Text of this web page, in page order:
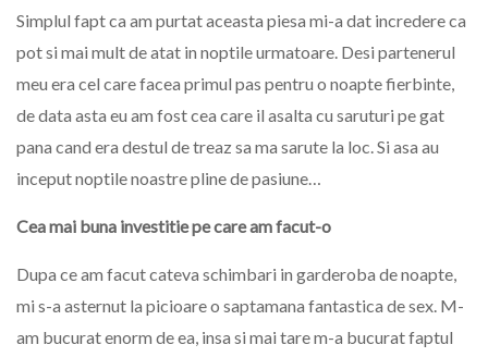
Simplul fapt ca am purtat aceasta piesa mi-a dat incredere ca
pot si mai mult de atat in noptile urmatoare. Desi partenerul
meu era cel care facea primul pas pentru o noapte fierbinte,
de data asta eu am fost cea care il asalta cu saruturi pe gat
pana cand era destul de treaz sa ma sarute la loc. Si asa au
inceput noptile noastre pline de pasiune…
Cea mai buna investitie pe care am facut-o
Dupa ce am facut cateva schimbari in garderoba de noapte,
mi s-a asternut la picioare o saptamana fantastica de sex. M-
am bucurat enorm de ea, insa si mai tare m-a bucurat faptul